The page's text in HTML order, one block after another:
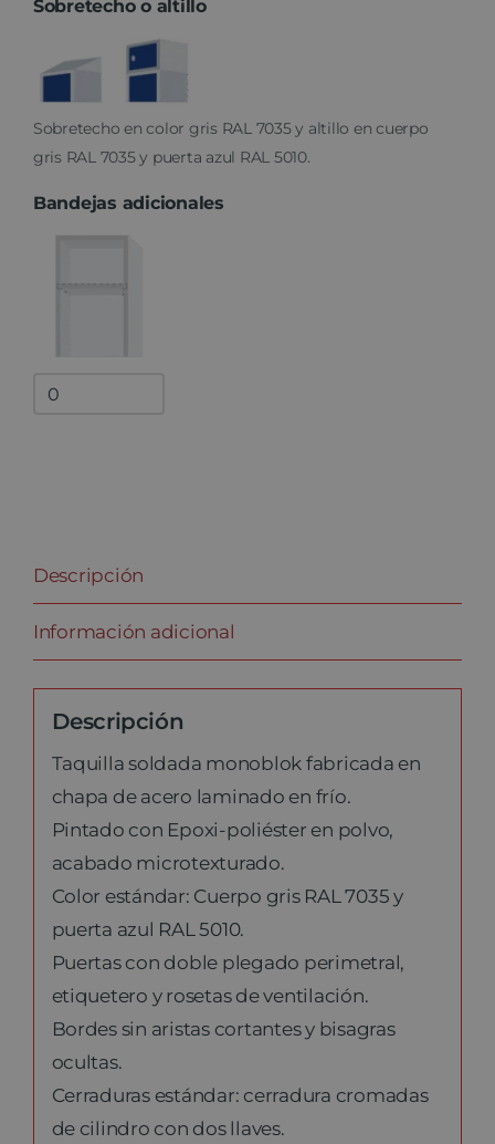
Sobretecho o altillo
Sobretecho en color gris RAL 7035 y altillo en cuerpo
gris RAL 7035 y puerta azul RAL 5010.
Bandejas adicionales
Bandejas
Descripción
Información adicional
Descripción
Taquilla soldada monoblok fabricada en
chapa de acero laminado en frío.
Pintado con Epoxi-poliéster en polvo,
acabado microtexturado.
Color estándar: Cuerpo gris RAL 7035 y
puerta azul RAL 5010.
Puertas con doble plegado perimetral,
etiquetero y rosetas de ventilación.
Bordes sin aristas cortantes y bisagras
ocultas.
Cerraduras estándar: cerradura cromadas
de cilindro con dos llaves.